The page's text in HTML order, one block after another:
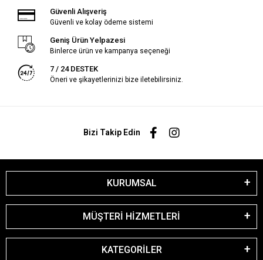
Güvenli Alışveriş
Güvenli ve kolay ödeme sistemi
Geniş Ürün Yelpazesi
Binlerce ürün ve kampanya seçeneği
7 / 24 DESTEK
Öneri ve şikayetlerinizi bize iletebilirsiniz.
Bizi Takip Edin
KURUMSAL
MÜŞTERİ HİZMETLERİ
KATEGORİLER